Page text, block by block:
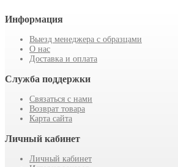
Информация
Выезд менеджера с образцами
О нас
Доставка и оплата
Служба поддержки
Связаться с нами
Возврат товара
Карта сайта
Личный кабинет
Личный кабинет